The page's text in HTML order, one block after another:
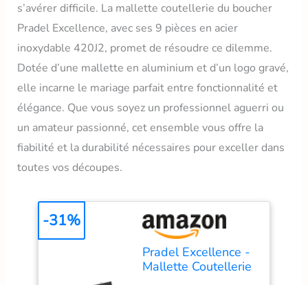
s’avérer difficile. La mallette coutellerie du boucher
Pradel Excellence, avec ses 9 pièces en acier
inoxydable 420J2, promet de résoudre ce dilemme.
Dotée d’une mallette en aluminium et d’un logo gravé,
elle incarne le mariage parfait entre fonctionnalité et
élégance. Que vous soyez un professionnel aguerri ou
un amateur passionné, cet ensemble vous offre la
fiabilité et la durabilité nécessaires pour exceller dans
toutes vos découpes.
Pradel Excellence -
Mallette Coutellerie
-31%